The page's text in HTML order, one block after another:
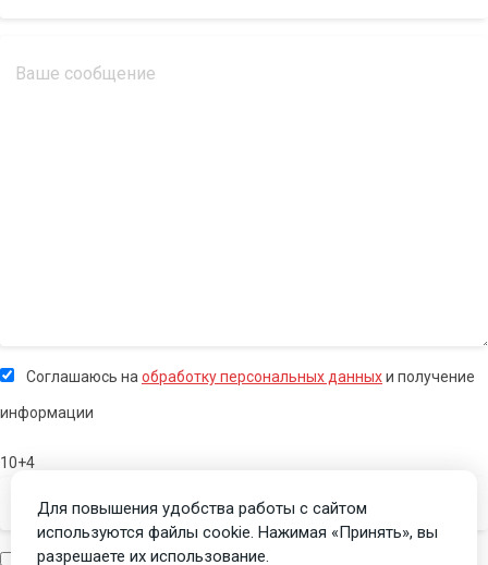
Соглашаюсь на обработку персональных данныхи получение
информации
10+4
Я человек
Для повышения удобства работы с сайтом
используются файлы cookie. Нажимая «Принять», вы
разрешаете их использование.